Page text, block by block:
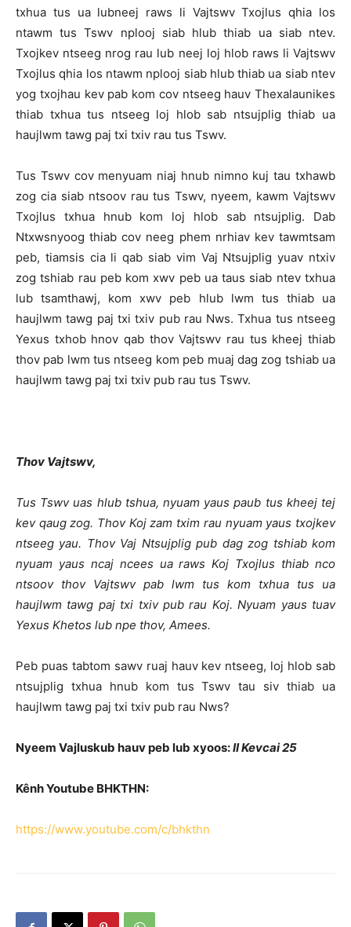
txhua tus ua lubneej raws li Vajtswv Txojlus qhia los
ntawm tus Tswv nplooj siab hlub thiab ua siab ntev.
Txojkev ntseeg nrog rau lub neej loj hlob raws li Vajtswv
Txojlus qhia los ntawm nplooj siab hlub thiab ua siab ntev
yog txojhau kev pab kom cov ntseeg hauv Thexalaunikes
thiab txhua tus ntseeg loj hlob sab ntsujplig thiab ua
haujlwm tawg paj txi txiv rau tus Tswv.
Tus Tswv cov menyuam niaj hnub nimno kuj tau txhawb
zog cia siab ntsoov rau tus Tswv, nyeem, kawm Vajtswv
Txojlus txhua hnub kom loj hlob sab ntsujplig. Dab
Ntxwsnyoog thiab cov neeg phem nrhiav kev tawmtsam
peb, tiamsis cia li qab siab vim Vaj Ntsujplig yuav ntxiv
zog tshiab rau peb kom xwv peb ua taus siab ntev txhua
lub tsamthawj, kom xwv peb hlub lwm tus thiab ua
haujlwm tawg paj txi txiv pub rau Nws. Txhua tus ntseeg
Yexus txhob hnov qab thov Vajtswv rau tus kheej thiab
thov pab lwm tus ntseeg kom peb muaj dag zog tshiab ua
haujlwm tawg paj txi txiv pub rau tus Tswv.
Thov Vajtswv,
Tus Tswv uas hlub tshua, nyuam yaus paub tus kheej tej
kev qaug zog. Thov Koj zam txim rau nyuam yaus txojkev
ntseeg yau. Thov Vaj Ntsujpligpub dag zog tshiab kom
nyuam yaus ncaj ncees ua raws Koj Txojlus thiabnco
ntsoov thov Vajtswv pab lwm tus kom txhua tus ua
haujlwm tawg paj txi txiv pub rau Koj. Nyuam yaus tuav
Yexus Khetos lub npe thov, Amees.
Peb puas tabtom sawv ruaj hauv kev ntseeg, loj hlob sab
ntsujplig txhua hnub kom tus Tswv tau siv thiab ua
haujlwm tawg paj txi txiv pub rau Nws?
Nyeem Vajluskub hauv peb lub xyoos:II Kevcai 25
Kênh Youtube BHKTHN:
https://www.youtube.com/c/bhkthn